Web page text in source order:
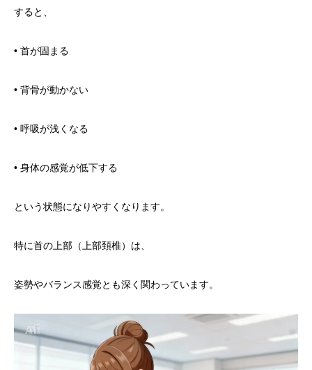
すると、
• 首が固まる
• 背骨が動かない
• 呼吸が浅くなる
• 身体の感覚が低下する
という状態になりやすくなります。
特に首の上部（上部頚椎）は、
姿勢やバランス感覚とも深く関わっています。